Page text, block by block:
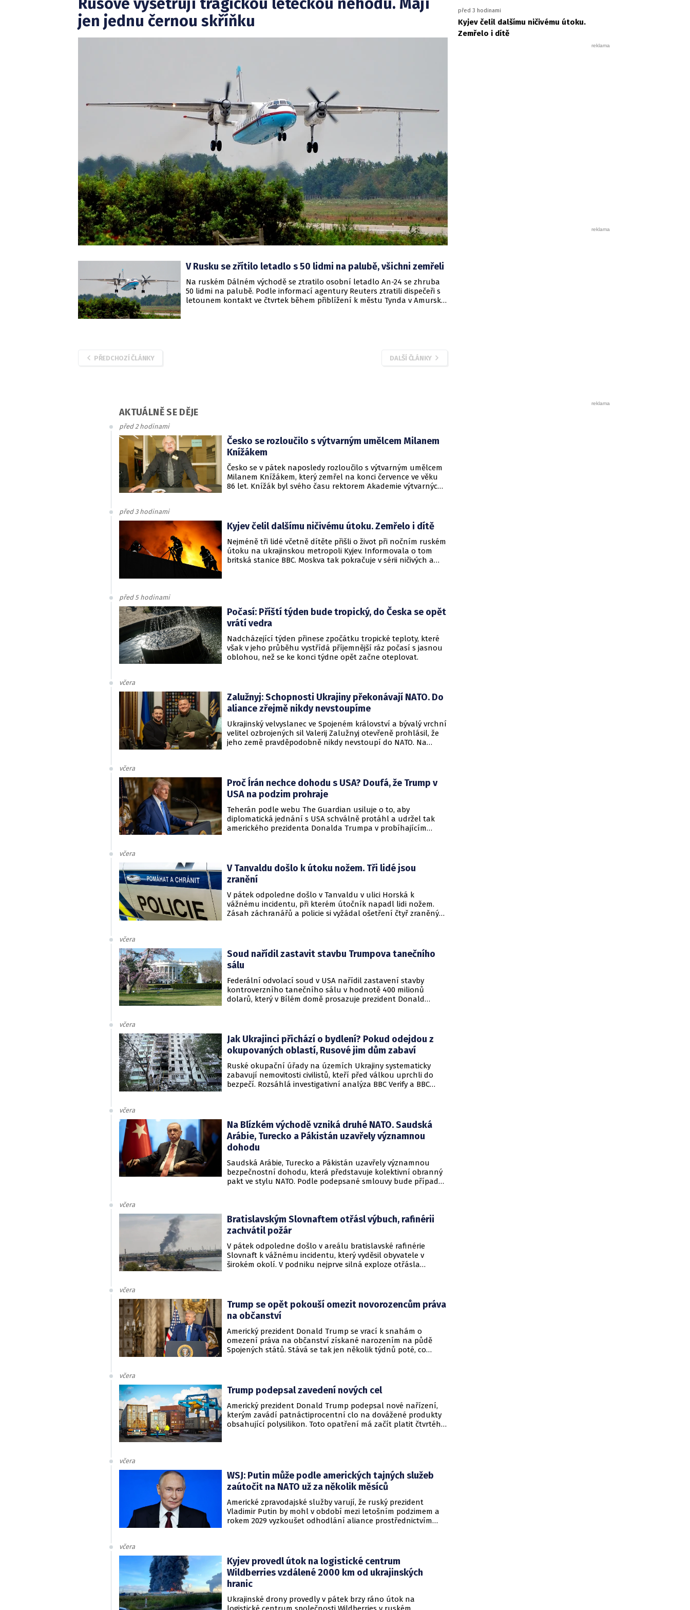
jen jednu černou skříňku
V Rusku se zřítilo letadlo s 50 lidmi na palubě, všichni zemřeli
Na ruském Dálném východě se ztratilo osobní letadlo An-24 se zhruba
50 lidmi na palubě. Podle informací agentury Reuters ztratili dispečeři s
letounem kontakt ve čtvrtek během přiblížení k městu Tynda v Amurské
PŘEDCHOZÍ ČLÁNKY DALŠÍ ČLÁNKY
před 3 hodinami
Kyjev čelil dalšímu ničivému útoku.
Zemřelo i dítě
AKTUÁLNĚ SE DĚJE
před 2 hodinami
Česko se rozloučilo s výtvarným umělcem Milanem
Knížákem
Česko se v pátek naposledy rozloučilo s výtvarným umělcem
Milanem Knížákem, který zemřel na konci července ve věku
86 let. Knížák byl svého času rektorem Akademie výtvarných
před 3 hodinami
Kyjev čelil dalšímu ničivému útoku. Zemřelo i dítě
Nejméně tři lidé včetně dítěte přišli o život při nočním ruském
útoku na ukrajinskou metropoli Kyjev. Informovala o tom
britská stanice BBC. Moskva tak pokračuje v sérii ničivých a
před 5 hodinami
Počasí: Příští týden bude tropický, do Česka se opět
vrátí vedra
Nadcházející týden přinese zpočátku tropické teploty, které
však v jeho průběhu vystřídá příjemnější ráz počasí s jasnou
oblohou, než se ke konci týdne opět začne oteplovat.
včera
Zalužnyj: Schopnosti Ukrajiny překonávají NATO. Do
aliance zřejmě nikdy nevstoupíme
Ukrajinský velvyslanec ve Spojeném království a bývalý vrchní
velitel ozbrojených sil Valerij Zalužnyj otevřeně prohlásil, že
jeho země pravděpodobně nikdy nevstoupí do NATO. Na
nedosažitelné.
včera
Proč Írán nechce dohodu s USA? Doufá, že Trump v
USA na podzim prohraje
Teherán podle webu The Guardian usiluje o to, aby
diplomatická jednání s USA schválně protáhl a udržel tak
amerického prezidenta Donalda Trumpa v probíhajícím
rukojmími za prezidenta Jimmyho Cartera.
včera
V Tanvaldu došlo k útoku nožem. Tři lidé jsou
zranění
V pátek odpoledne došlo v Tanvaldu v ulici Horská k
vážnému incidentu, při kterém útočník napadl lidi nožem.
Zásah záchranářů a policie si vyžádal ošetření čtyř zraněných
včera
Soud nařídil zastavit stavbu Trumpova tanečního
sálu
Federální odvolací soud v USA nařídil zastavení stavby
kontroverzního tanečního sálu v hodnotě 400 milionů
dolarů, který v Bílém domě prosazuje prezident Donald
včera
Jak Ukrajinci přichází o bydlení? Pokud odejdou z
okupovaných oblastí, Rusové jim dům zabaví
Ruské okupační úřady na územích Ukrajiny systematicky
zabavují nemovitosti civilistů, kteří před válkou uprchli do
bezpečí. Rozsáhlá investigativní analýza BBC Verify a BBC
včera
Na Blízkém východě vzniká druhé NATO. Saudská
Arábie, Turecko a Pákistán uzavřely významnou
dohodu
Saudská Arábie, Turecko a Pákistán uzavřely významnou
bezpečnostní dohodu, která představuje kolektivní obranný
pakt ve stylu NATO. Podle podepsané smlouvy bude případný
včera
Bratislavským Slovnaftem otřásl výbuch, rafinérii
zachvátil požár
V pátek odpoledne došlo v areálu bratislavské rafinérie
Slovnaft k vážnému incidentu, který vyděsil obyvatele v
širokém okolí. V podniku nejprve silná exploze otřásla
včera
Trump se opět pokouší omezit novorozencům práva
na občanství
Americký prezident Donald Trump se vrací k snahám o
omezení práva na občanství získané narozením na půdě
Spojených států. Stává se tak jen několik týdnů poté, co
včera
Trump podepsal zavedení nových cel
Americký prezident Donald Trump podepsal nové nařízení,
kterým zavádí patnáctiprocentní clo na dovážené produkty
obsahující polysilikon. Toto opatření má začít platit čtvrtého
včera
WSJ: Putin může podle amerických tajných služeb
zaútočit na NATO už za několik měsíců
Americké zpravodajské služby varují, že ruský prezident
Vladimir Putin by mohl v období mezi letošním podzimem a
rokem 2029 vyzkoušet odhodlání aliance prostřednictvím
přicházejí v době, kdy Moskva čelí rostoucímu tlaku kvůli
situaci na ukrajinské frontě. Masivní škody, které ukrajinské
drony způsobují ruskému zázemí, totiž Kreml zahnaly do
kouta.
včera
Kyjev provedl útok na logistické centrum
Wildberries vzdálené 2000 km od ukrajinských
hranic
Ukrajinské drony provedly v pátek brzy ráno útok na